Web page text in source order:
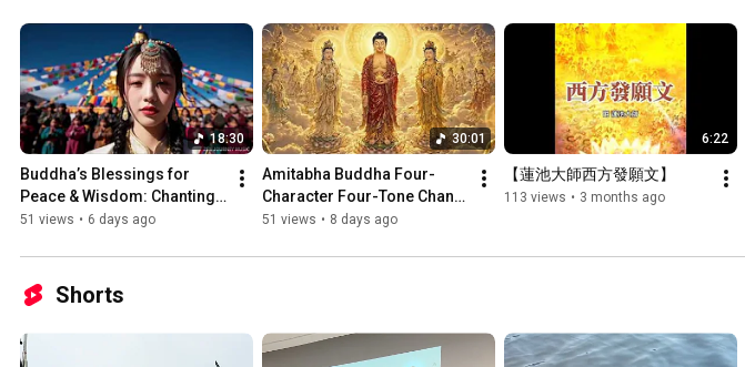
18:30
Buddha’s Blessings for
Peace & Wisdom: Chanting
Buddha's Name to Attain
51 views • 6 days ago
30:01
Amitabha Buddha Four-
Character Four-Tone Chant |
Holy Name Recitation |
...
51 views • 8 days ago
6:22
【蓮池大師西方發願文】
113 views • 3 months ago
Shorts